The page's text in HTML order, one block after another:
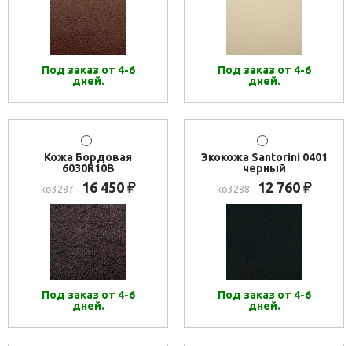
Под заказ от 4-6
дней.
Под заказ от 4-6
дней.
Кожа Бордовая
6030R10B
ko3287 16 450 ₽
Под заказ от 4-6
дней.
Экокожа Santorini 0401
черный
ko3288 12 760 ₽
Под заказ от 4-6
дней.